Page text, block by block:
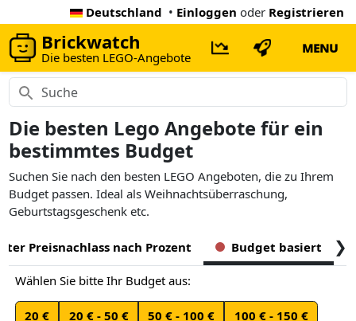
Deutschland • Einloggen oder Registrieren
Brickwatch
Die besten LEGO-Angebote
MENU
Die besten Lego Angebote für ein
bestimmtes Budget
Suchen Sie nach den besten LEGO Angeboten, die zu Ihrem
Budget passen. Ideal als Weihnachtsüberraschung,
Geburtstagsgeschenk etc.
Preisnachlass nach Prozent Budget basiert ❯
Wählen Sie bitte Ihr Budget aus:
20 € 20 € - 50 € 50 € - 100 € 100 € - 150 €